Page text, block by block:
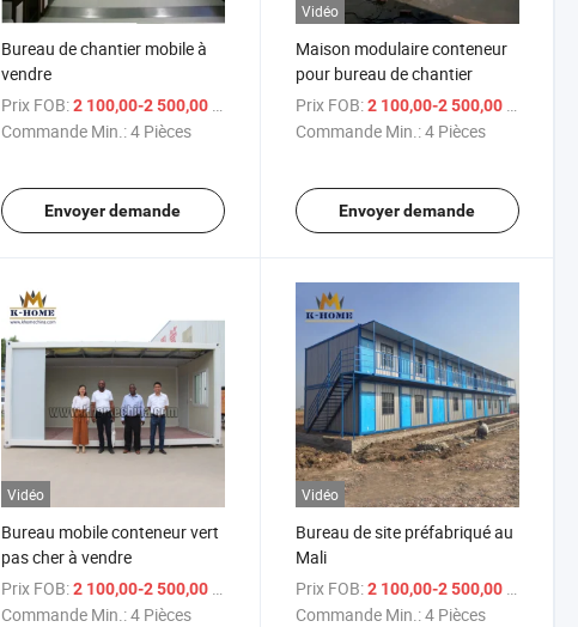
Bureau de chantier mobile à
vendre
Prix FOB: 2 100,00-2 500,00 $US
Commande Min.:4 Pièces
Envoyer demande
Vidéo
Maison modulaire conteneur
pour bureau de chantier
Prix FOB: 2 100,00-2 500,00 $US
Commande Min.:4 Pièces
Envoyer demande
Vidéo
Bureau mobile conteneur vert
pas cher à vendre
Prix FOB: 2 100,00-2 500,00 $US
Commande Min.:4 Pièces
Vidéo
Bureau de site préfabriqué au
Mali
Prix FOB: 2 100,00-2 500,00 $US
Commande Min.:4 Pièces